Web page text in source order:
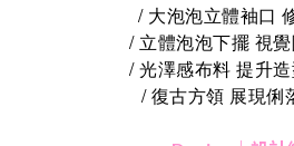
/ 大泡泡立體袖口
/ 立體泡泡下擺 視
/ 光澤感布料 提升
/ 復古方領 展現俐